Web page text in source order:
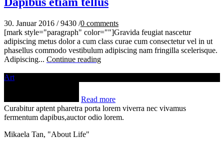
30. Januar 2016 / 9430 /0 comments
[mark style="paragraph" color=""]Gravida feugiat nascetur
adipiscing metus dolor a cum class curae cum consectetur vel in ut
phasellus commodo vestibulum adipiscing nam fringilla scelerisque.
Adipiscing... Continue reading
Art
Read more
Curabitur aptent pharetra porta lorem viverra nec vivamus
fermentum dapibus,auctor odio lorem.
Mikaela Tan, "About Life"